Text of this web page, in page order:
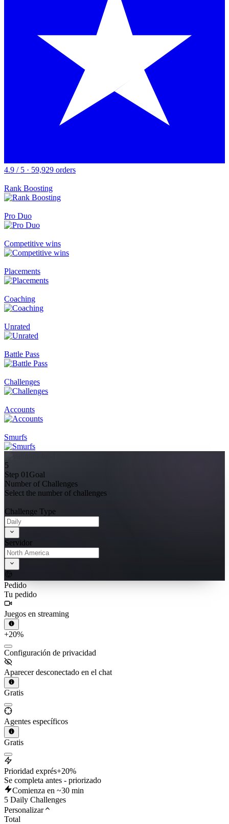
4.9 / 5 · 59,929 orders
Rank Boosting
Pro Duo
Competitive wins
Placements
Coaching
Unrated
Battle Pass
Challenges
Accounts
Smurfs
5
Step 01 Goal
Number of Challenges
Select the number of challenges
Challenge Type
Servidor
Pedido
Tu pedido
Juegos en streaming
+20%
Configuración de privacidad
Aparecer desconectado en el chat
Gratis
Agentes específicos
Gratis
Prioridad exprés+20%
Se completa antes - priorizado
Comienza en ~30 min
5 Daily Challenges
Personalizar
Total